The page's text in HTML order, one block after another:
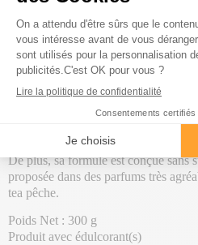
puisqu'elle permet de tenir les
éviter la dégradation musculaire lors
généralement utilisée pourlutter
musculaire.
En ajoutant de la glutamine à ta
plus endurant, tu récupéreras aussi
aussi un effet congestionnant pour
De plus, sa formule est conçue sans
proposée dans des parfums très
tea pêche.
Poids Net : 300 g
Produit avec édulcorant(s)